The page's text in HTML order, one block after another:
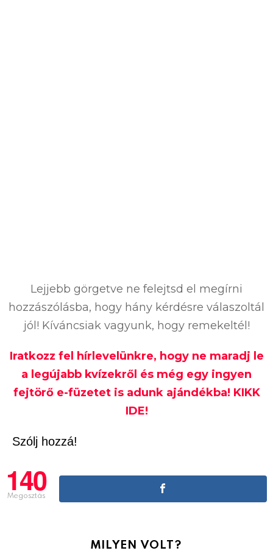
Lejjebb görgetve ne felejtsd el megírni
hozzászólásba, hogy hány kérdésre válaszoltál
jól! Kíváncsiak vagyunk, hogy remekeltél!
Iratkozz fel hírlevelünkre, hogy ne maradj le
a legújabb kvízekről és még egy ingyen
fejtörő e-füzetet is adunk ajándékba! KIKK
IDE!
Szólj hozzá!
140
Megosztás
MILYEN VOLT?